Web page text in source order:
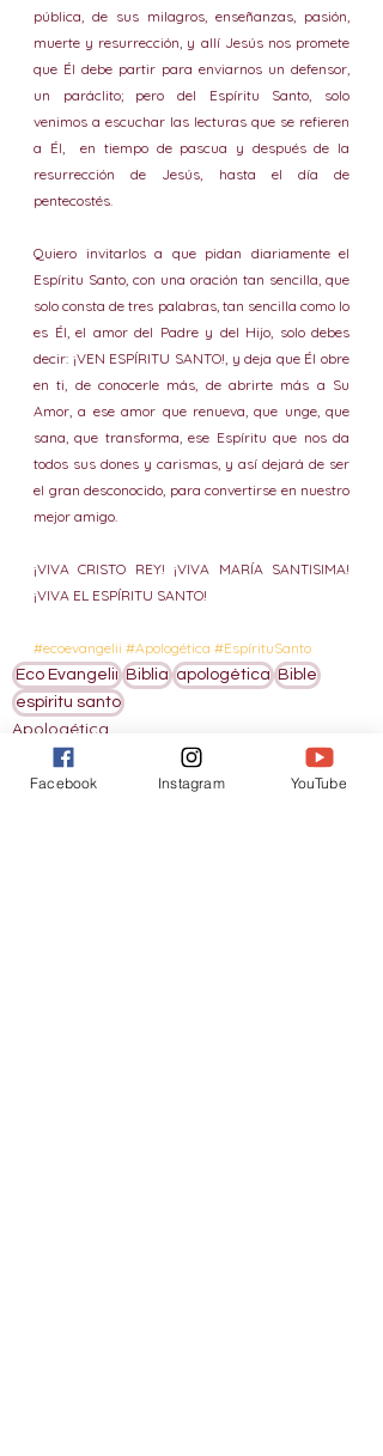
pública, de sus milagros, enseñanzas, pasión,
muerte y resurrección, y allí Jesús nos promete
que Él debe partir para enviarnos un defensor,
un paráclito; pero del Espíritu Santo, solo
venimos a escuchar las lecturas que se refieren
a Él,  en tiempo de pascua y después de la
resurrección de Jesús, hasta el día de
pentecostés.
Quiero invitarlos a que pidan diariamente el
Espíritu Santo, con una oración tan sencilla, que
solo consta de tres palabras, tan sencilla como lo
es Él, el amor del Padre y del Hijo, solo debes
decir: ¡VEN ESPÍRITU SANTO!, y deja que Él obre
en ti, de conocerle más, de abrirte más a Su
Amor, a ese amor que renueva, que unge, que
sana, que transforma, ese Espíritu que nos da
todos sus dones y carismas, y así dejará de ser
el gran desconocido, para convertirse en nuestro
mejor amigo.
¡VIVA CRISTO REY! ¡VIVA MARÍA SANTISIMA!
¡VIVA EL ESPÍRITU SANTO!
#ecoevangelii #Apologética #EspírituSanto
Eco Evangelii Biblia apologética Bible
espíritu santo
Apologética
Facebook Instagram YouTube